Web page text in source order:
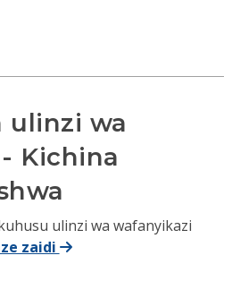
ulinzi wa
Kichina
ulinzi wa wafanyikazi
zaidi